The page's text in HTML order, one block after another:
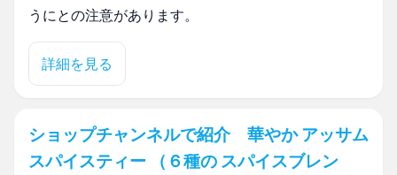
うにとの注意があります。
詳細を見る
ショップチャンネルで紹介 華やか アッサム
スパイスティー （６種の スパイスブレン